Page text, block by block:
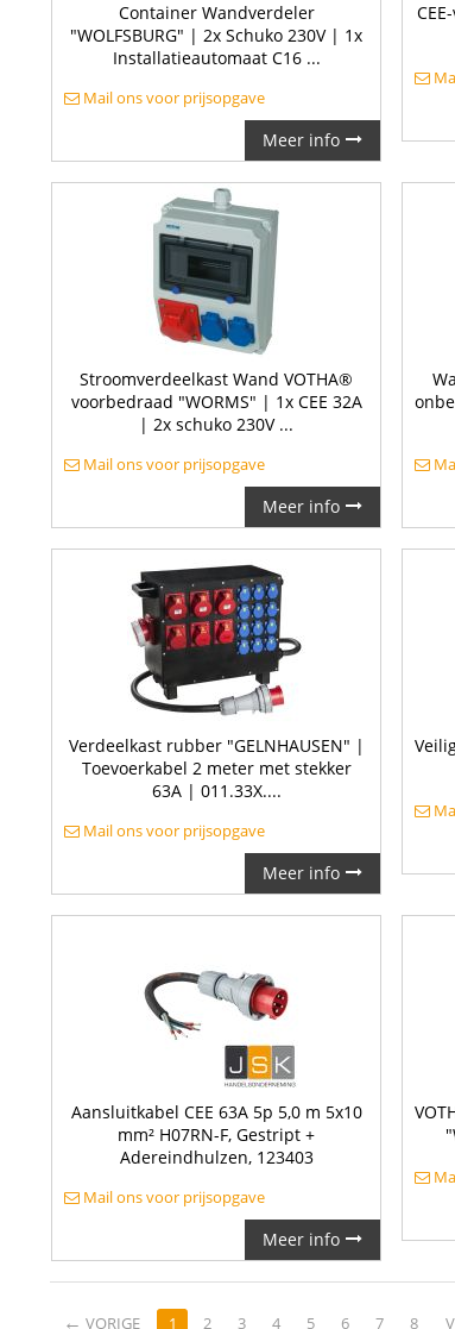
Container Wandverdeler
"WOLFSBURG" | 2x Schuko 230V | 1x
Installatieautomaat C16 ...
Mail ons voor prijsopgave
Meer info
Stroomverdeelkast Wand VOTHA®
voorbedraad "WORMS" | 1x CEE 32A
| 2x schuko 230V ...
Mail ons voor prijsopgave
Meer info
Verdeelkast rubber "GELNHAUSEN" |
Toevoerkabel 2 meter met stekker
63A | 011.33X....
Mail ons voor prijsopgave
Meer info
Aansluitkabel CEE 63A 5p 5,0 m 5x10
mm² H07RN-F, Gestript +
Adereindhulzen, 123403
Mail ons voor prijsopgave
Meer info
← VORIGE 1 2 3 4 5 6 7 8